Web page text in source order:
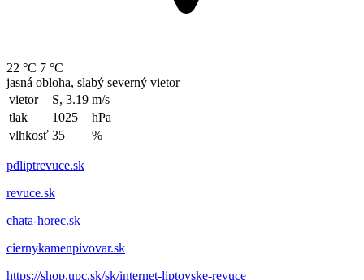
22 °C 7 °C
jasná obloha, slabý severný vietor
vietor
S, 3.19 m/s
tlak
1025
hPa
vlhkosť 35 %
pdliptrevuce.sk
revuce.sk
chata-horec.sk
ciernykamenpivovar.sk
https://shop.upc.sk/sk/internet-liptovske-revuce